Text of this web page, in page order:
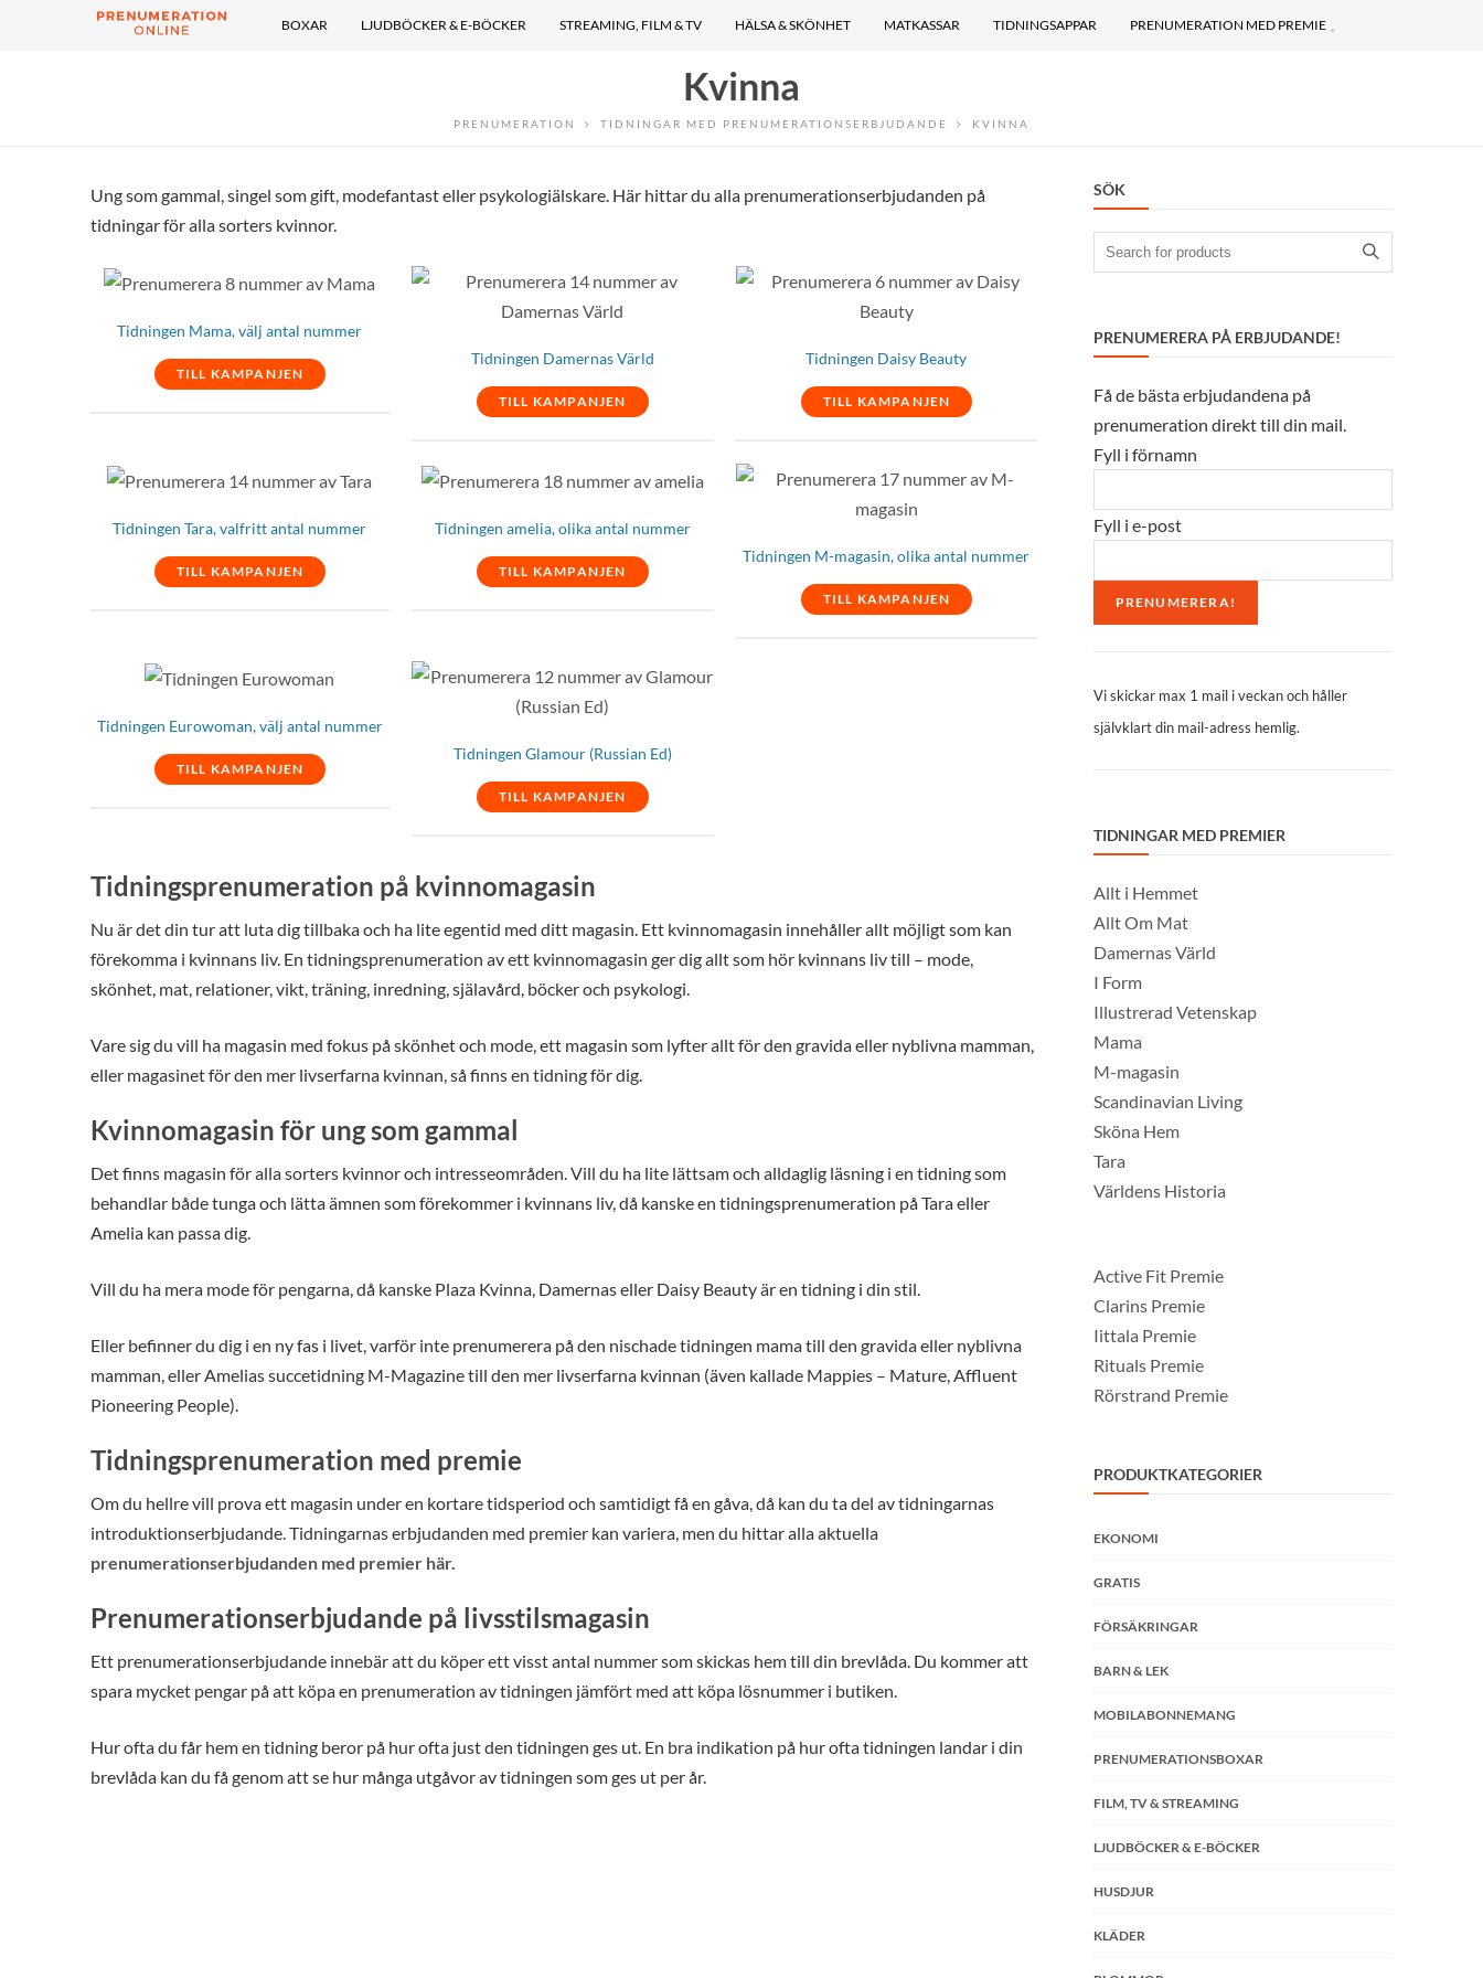
BOXAR LJUDBÖCKER & E-BÖCKER STREAMING, FILM & TV HÄLSA & SKÖNHET MATKASSAR TIDNINGSAPPAR PRENUMERATION MED PREMIE
Kvinna
PRENUMERATION TIDNINGAR MED PRENUMERATIONSERBJUDANDE KVINNA
Ung som gammal, singel som gift, modefantast eller psykologiälskare. Här hittar du alla prenumerationserbjudanden på
tidningar för alla sorters kvinnor.
Tidningen Mama, välj antal nummer
TILL KAMPANJEN
Tidningen Damernas Värld
TILL KAMPANJEN
Tidningen Daisy Beauty
TILL KAMPANJEN
Tidningen Tara, valfritt antal nummer
TILL KAMPANJEN
Tidningen amelia, olika antal nummer
TILL KAMPANJEN
Tidningen M-magasin, olika antal nummer
TILL KAMPANJEN
Tidningen Eurowoman, välj antal nummer
TILL KAMPANJEN
Tidningen Glamour (Russian Ed)
TILL KAMPANJEN
Tidningsprenumeration på kvinnomagasin
Nu är det din tur att luta dig tillbaka och ha lite egentid med ditt magasin. Ett kvinnomagasin innehåller allt möjligt som kan
förekomma i kvinnans liv. En tidningsprenumeration av ett kvinnomagasin ger dig allt som hör kvinnans liv till – mode,
skönhet, mat, relationer, vikt, träning, inredning, själavård, böcker och psykologi.
Vare sig du vill ha magasin med fokus på skönhet och mode, ett magasin som lyfter allt för den gravida eller nyblivna mamman,
eller magasinet för den mer livserfarna kvinnan, så finns en tidning för dig.
Kvinnomagasin för ung som gammal
Det finns magasin för alla sorters kvinnor och intresseområden. Vill du ha lite lättsam och alldaglig läsning i en tidning som
behandlar både tunga och lätta ämnen som förekommer i kvinnans liv, då kanske en tidningsprenumeration på Tara eller
Amelia kan passa dig.
Vill du ha mera mode för pengarna, då kanske Plaza Kvinna, Damernas eller Daisy Beauty är en tidning i din stil.
Eller befinner du dig i en ny fas i livet, varför inte prenumerera på den nischade tidningen mama till den gravida eller nyblivna
mamman, eller Amelias succetidning M-Magazine till den mer livserfarna kvinnan (även kallade Mappies – Mature, Affluent
Pioneering People).
Tidningsprenumeration med premie
Om du hellre vill prova ett magasin under en kortare tidsperiod och samtidigt få en gåva, då kan du ta del av tidningarnas
introduktionserbjudande. Tidningarnas erbjudanden med premier kan variera, men du hittar alla aktuella
prenumerationserbjudanden med premier här.
Prenumerationserbjudande på livsstilsmagasin
Ett prenumerationserbjudande innebär att du köper ett visst antal nummer som skickas hem till din brevlåda. Du kommer att
spara mycket pengar på att köpa en prenumeration av tidningen jämfört med att köpa lösnummer i butiken.
Hur ofta du får hem en tidning beror på hur ofta just den tidningen ges ut. En bra indikation på hur ofta tidningen landar i din
brevlåda kan du få genom att se hur många utgåvor av tidningen som ges ut per år.
SÖK
Search
for:
PRENUMERERA PÅ ERBJUDANDE!
Få de bästa erbjudandena på
prenumeration direkt till din mail.
Fyll i förnamn
Fyll i e-post
Vi skickar max 1 mail i veckan och håller
självklart din mail-adress hemlig.
TIDNINGAR MED PREMIER
Allt i Hemmet
Allt Om Mat
Damernas Värld
I Form
Illustrerad Vetenskap
Mama
M-magasin
Scandinavian Living
Sköna Hem
Tara
Världens Historia
Active Fit Premie
Clarins Premie
Iittala Premie
Rituals Premie
Rörstrand Premie
PRODUKTKATEGORIER
EKONOMI
GRATIS
FÖRSÄKRINGAR
BARN & LEK
MOBILABONNEMANG
PRENUMERATIONSBOXAR
FILM, TV & STREAMING
LJUDBÖCKER & E-BÖCKER
HUSDJUR
KLÄDER